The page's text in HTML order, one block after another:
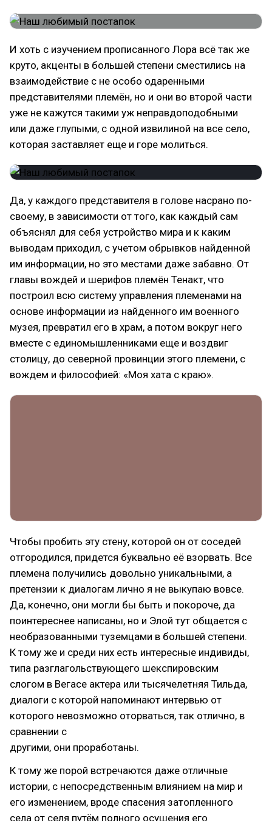
И хоть с изучением прописанного Лора всё так же
круто, акценты в большей степени сместились на
взаимодействие с не особо одаренными
представителями племён, но и они во второй части
уже не кажутся такими уж неправдоподобными
или даже глупыми, с одной извилиной на все село,
которая заставляет еще и горе молиться.
Да, у каждого представителя в голове насрано по-
своему, в зависимости от того, как каждый сам
объяснял для себя устройство мира и к каким
выводам приходил, с учетом обрывков найденной
им информации, но это местами даже забавно. От
главы вождей и шерифов племён Тенакт, что
построил всю систему управления племенами на
основе информации из найденного им военного
музея, превратил его в храм, а потом вокруг него
вместе с единомышленниками еще и воздвиг
столицу, до северной провинции этого племени, с
вождем и философией: «Моя хата с краю».
Чтобы пробить эту стену, которой он от соседей
отгородился, придется буквально её взорвать. Все
племена получились довольно уникальными, а
претензии к диалогам лично я не выкупаю вовсе.
Да, конечно, они могли бы быть и покороче, да
поинтереснее написаны, но и Элой тут общается с
необразованными туземцами в большей степени.
К тому же и среди них есть интересные индивиды,
типа разглагольствующего шекспировским
слогом в Вегасе актера или тысячелетняя Тильда,
диалоги с которой напоминают интервью от
которого невозможно оторваться, так отлично, в
сравнении с
другими, они проработаны.
К тому же порой встречаются даже отличные
истории, с непосредственным влиянием на мир и
его изменением, вроде спасения затопленного
села от селя путём полного осушения его